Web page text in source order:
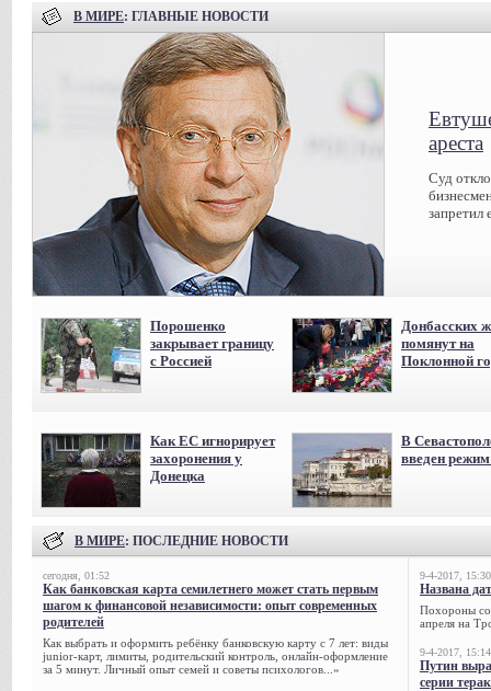
В МИРЕ: ГЛАВНЫЕ НОВОСТИ
ареста
Суд
запретил
Порошенко
закрывает границу
с Россией
Донбасских
помянут на
Поклонной
Как ЕС игнорирует
захоронения у
Донецка
В
введен
В МИРЕ: ПОСЛЕДНИЕ НОВОСТИ
сегодня, 01:52
Как банковская карта семилетнего может стать первым
шагом к финансовой независимости: опыт современных
родителей
Как выбрать и оформить ребёнку банковскую карту с 7 лет: виды
junior-карт, лимиты, родительский контроль, онлайн-оформление
за 5 минут. Личный опыт семей и советы психологов...»
9-4-2017, 15:30
Названа
Похороны
апреля на
9-4-2017, 15:14
Путин
серии